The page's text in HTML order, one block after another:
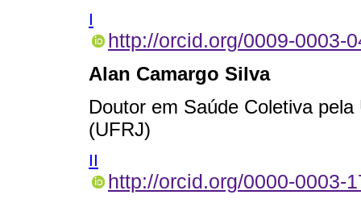
I
http://orcid.org/0009-0003-
Alan Camargo Silva
Doutor em Saúde Coletiva
(UFRJ)
II
http://orcid.org/0000-0003-